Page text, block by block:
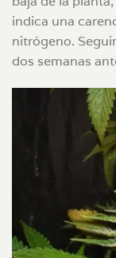
indica una
nitrógeno.
dos semanas